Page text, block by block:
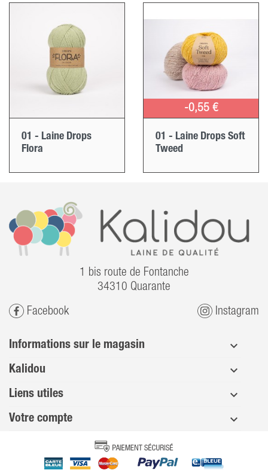
01 - Laine Drops
Flora
-0,55 €
01 - Laine Drops Soft
Tweed
1 bis route de Fontanche
34310 Quarante
Facebook Instagram
Informations sur le magasin
Kalidou
Liens utiles
Votre compte